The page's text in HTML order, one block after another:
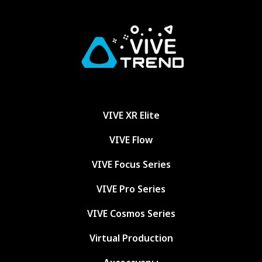
VIVE XR Elite
VIVE Flow
VIVE Focus Series
VIVE Pro Series
VIVE Cosmos Series
Virtual Production